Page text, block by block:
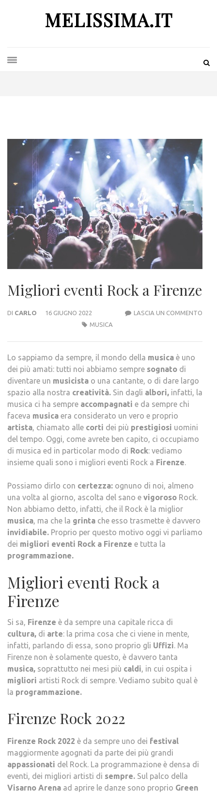
MELISSIMA.IT
Migliori eventi Rock a Firenze
DI CARLO 16 GIUGNO 2022 LASCIA UN COMMENTO
MUSICA
Lo sappiamo da sempre, il mondo della musica è uno
dei più amati: tutti noi abbiamo sempre sognato di
diventare un musicista o una cantante, o di dare largo
spazio alla nostra creatività. Sin dagli albori, infatti, la
musica ci ha sempre accompagnati e da sempre chi
faceva musica era considerato un vero e proprio
artista, chiamato alle corti dei più prestigiosi uomini
del tempo. Oggi, come avrete ben capito, ci occupiamo
di musica ed in particolar modo di Rock: vediamo
insieme quali sono i migliori eventi Rock a Firenze.
Possiamo dirlo con certezza: ognuno di noi, almeno
una volta al giorno, ascolta del sano e vigoroso Rock.
Non abbiamo detto, infatti, che il Rock è la miglior
musica, ma che la grinta che esso trasmette è davvero
invidiabile. Proprio per questo motivo oggi vi parliamo
dei migliori eventi Rock a Firenze e tutta la
programmazione.
Migliori eventi Rock a
Firenze
Si sa, Firenze è da sempre una capitale ricca di
cultura, di arte: la prima cosa che ci viene in mente,
infatti, parlando di essa, sono proprio gli Uffizi. Ma
Firenze non è solamente questo, è davvero tanta
musica, soprattutto nei mesi più caldi, in cui ospita i
migliori artisti Rock di sempre. Vediamo subito qual è
la programmazione.
Firenze Rock 2022
Firenze Rock 2022 è da sempre uno dei festival
maggiormente agognati da parte dei più grandi
appassionati del Rock. La programmazione è densa di
eventi, dei migliori artisti di sempre. Sul palco della
Visarno Arena ad aprire le danze sono proprio Green